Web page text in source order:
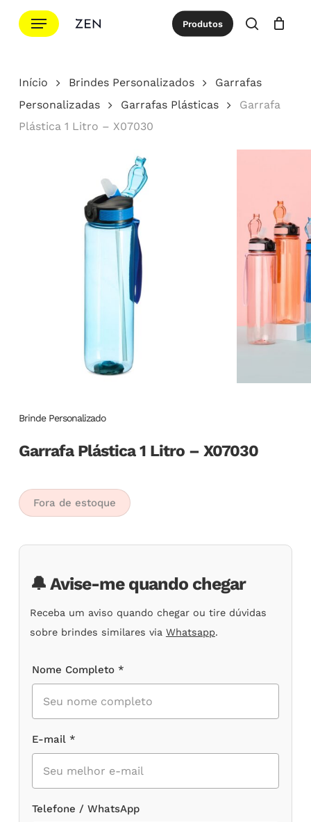
para
principal
Menu Produtos
procurar
Cotação Close
Início Brindes Personalizados
Garrafas
Personalizadas
Garrafas Plásticas
Garrafa
Plástica 1 Litro – X07030
Brinde Personalizado
Garrafa Plástica 1 Litro – X07030
Fora de estoque
🔔 Avise-me quando chegar
Receba um aviso quando chegar ou tire dúvidas
sobre brindes similares via Whatsapp.
Nome Completo *
E-mail *
Telefone / WhatsApp